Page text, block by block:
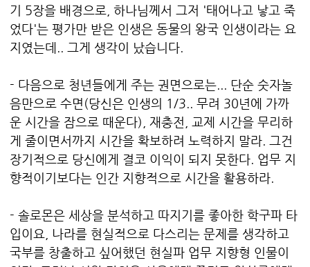
기 5장을 배경으로, 하나님께서 그저 '태어나고 낳고 죽
었다'는 평가만 받은 인생은 동물의 왕국 인생이라는 요
지였는데.. 그게 생각이 났습니다.
- 다음으로 청년들에게 주는 권면으로는... 단순 숫자놀
음만으로 수면(당신은 인생의 1/3.. 무려 30년에 가까
운 시간을 잠으로 때운다), 재충전, 교제 시간을 무리하
게 줄이면서까지 시간을 확보하려 노력하지 말라. 그건
장기적으로 당신에게 결코 이익이 되지 못한다. 업무 지
향적이기보다는 인간 지향적으로 시간을 활용하라.
- 솔로몬은 세상을 분석하고 따지기를 좋아한 학구파 타
입이요, 나라를 현실적으로 다스리는 문제를 생각하고
국부를 창출하고 싶어했던 현실파 업무 지향형 인물이